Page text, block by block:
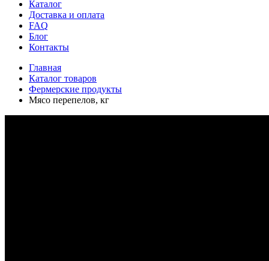
Каталог
Доставка и оплата
FAQ
Блог
Контакты
Главная
Каталог товаров
Фермерские продукты
Мясо перепелов, кг